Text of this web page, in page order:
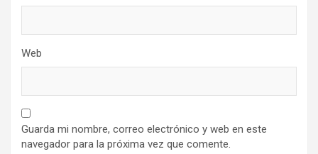
Web
Guarda mi nombre, correo electrónico y web en este
navegador para la próxima vez que comente.